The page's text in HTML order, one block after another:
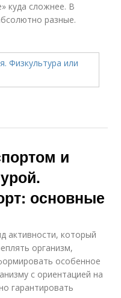
куда сложнее. В
разные.
и
основные
активности, который
организм,
особенное
с ориентацией на
гарантировать